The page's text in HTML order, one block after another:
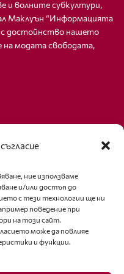
ние използваме
и/или достъп до
с тези технологии ще ни
поведение при
на този сайт.
може да повлияе
и функции.
и волните субкултури,
Маклуън “Информацията
с достойнство нашето
на модата свободата,